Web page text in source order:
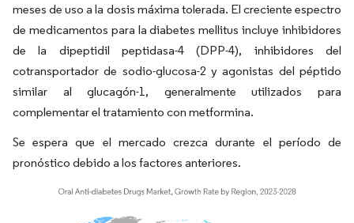
meses de uso a la dosis máxima tolerada. El creciente espectro
de medicamentos para la diabetes mellitus incluye inhibidores
de la dipeptidil peptidasa-4 (DPP-4), inhibidores del
cotransportador de sodio-glucosa-2 y agonistas del péptido
similar al glucagón-1, generalmente utilizados para
complementar el tratamiento con metformina.
Se espera que el mercado crezca durante el período de
pronóstico debido a los factores anteriores.